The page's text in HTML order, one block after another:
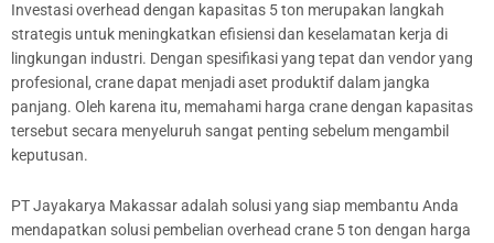
Investasi overhead dengan kapasitas 5 ton merupakan langkah
strategis untuk meningkatkan efisiensi dan keselamatan kerja di
lingkungan industri. Dengan spesifikasi yang tepat dan vendor yang
profesional, crane dapat menjadi aset produktif dalam jangka
panjang. Oleh karena itu, memahami harga crane dengan kapasitas
tersebut secara menyeluruh sangat penting sebelum mengambil
keputusan.
PT Jayakarya Makassar adalah solusi yang siap membantu Anda
mendapatkan solusi pembelian overhead crane 5 ton dengan harga